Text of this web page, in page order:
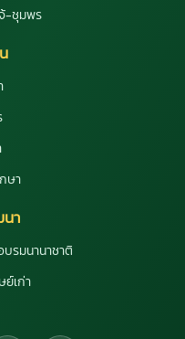
-ชุมพร
ษา
า
รมนานาชาติ
เก่า